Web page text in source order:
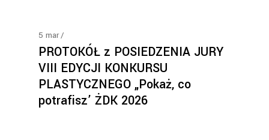
5 mar
PROTOKÓŁ z POSIEDZENIA JURY
VIII EDYCJI KONKURSU
PLASTYCZNEGO „Pokaż, co
potrafisz’ ŻDK 2026